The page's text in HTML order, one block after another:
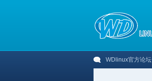
WDlinux官方论坛